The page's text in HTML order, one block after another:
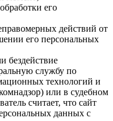
его
действий от
его персональных
бездействие
службу по
технологий и
или в судебном
считает, что сайт
данных с